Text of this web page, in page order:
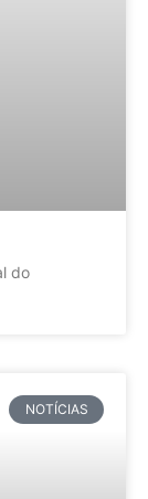
do
NOTÍCIAS